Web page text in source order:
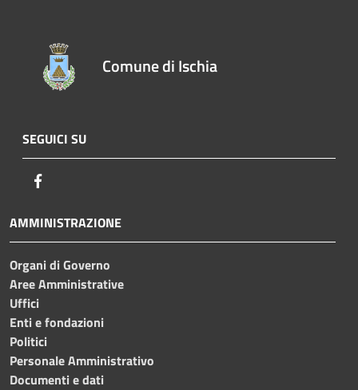
Comune di Ischia
SEGUICI SU
AMMINISTRAZIONE
Organi di Governo
Aree Amministrative
Uffici
Enti e fondazioni
Politici
Personale Amministrativo
Documenti e dati